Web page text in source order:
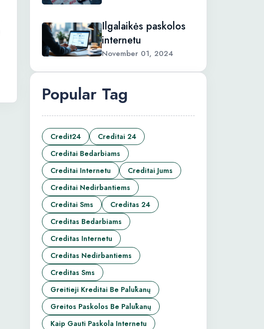
Ilgalaikės paskolos
internetu
November 01, 2024
Popular Tag
Credit24
Creditai 24
Creditai Bedarbiams
Creditai Internetu
Creditai Jums
Creditai Nedirbantiems
Creditai Sms
Creditas 24
Creditas Bedarbiams
Creditas Internetu
Creditas Nedirbantiems
Creditas Sms
Greitieji Kreditai Be Palūkanų
Greitos Paskolos Be Palūkanų
Kaip Gauti Paskola Internetu